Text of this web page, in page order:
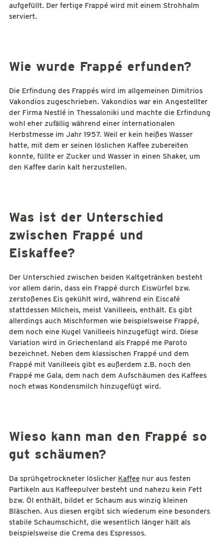
aufgefüllt. Der fertige Frappé wird mit einem Strohhalm
serviert.
Wie wurde Frappé erfunden?
Die Erfindung des Frappés wird im allgemeinen Dimitrios
Vakondios zugeschrieben. Vakondios war ein Angestellter
der Firma Nestlé in Thessaloniki und machte die Erfindung
wohl eher zufällig während einer internationalen
Herbstmesse im Jahr 1957. Weil er kein heißes Wasser
hatte, mit dem er seinen löslichen Kaffee zubereiten
konnte, füllte er Zucker und Wasser in einen Shaker, um
den Kaffee darin kalt herzustellen.
Was ist der Unterschied
zwischen Frappé und
Eiskaffee?
Der Unterschied zwischen beiden Kaltgetränken besteht
vor allem darin, dass ein Frappé durch Eiswürfel bzw.
zerstoßenes Eis gekühlt wird, während ein Eiscafé
stattdessen Milcheis, meist Vanilleeis, enthält. Es gibt
allerdings auch Mischformen wie beispielsweise Frappé,
dem noch eine Kugel Vanilleeis hinzugefügt wird. Diese
Variation wird in Griechenland als Frappé me Paroto
bezeichnet. Neben dem klassischen Frappé und dem
Frappé mit Vanilleeis gibt es außerdem z.B. noch den
Frappé me Gala, dem nach dem Aufschäumen des Kaffees
noch etwas Kondensmilch hinzugefügt wird.
Wieso kann man den Frappé so
gut schäumen?
Da sprühgetrockneter löslicher Kaffeenur aus festen
Partikeln aus Kaffeepulver besteht und nahezu kein Fett
bzw. Öl enthält, bildet er Schaum aus winzig kleinen
Bläschen. Aus diesen ergibt sich wiederum eine besonders
stabile Schaumschicht, die wesentlich länger hält als
beispielsweise die Crema des Espressos.